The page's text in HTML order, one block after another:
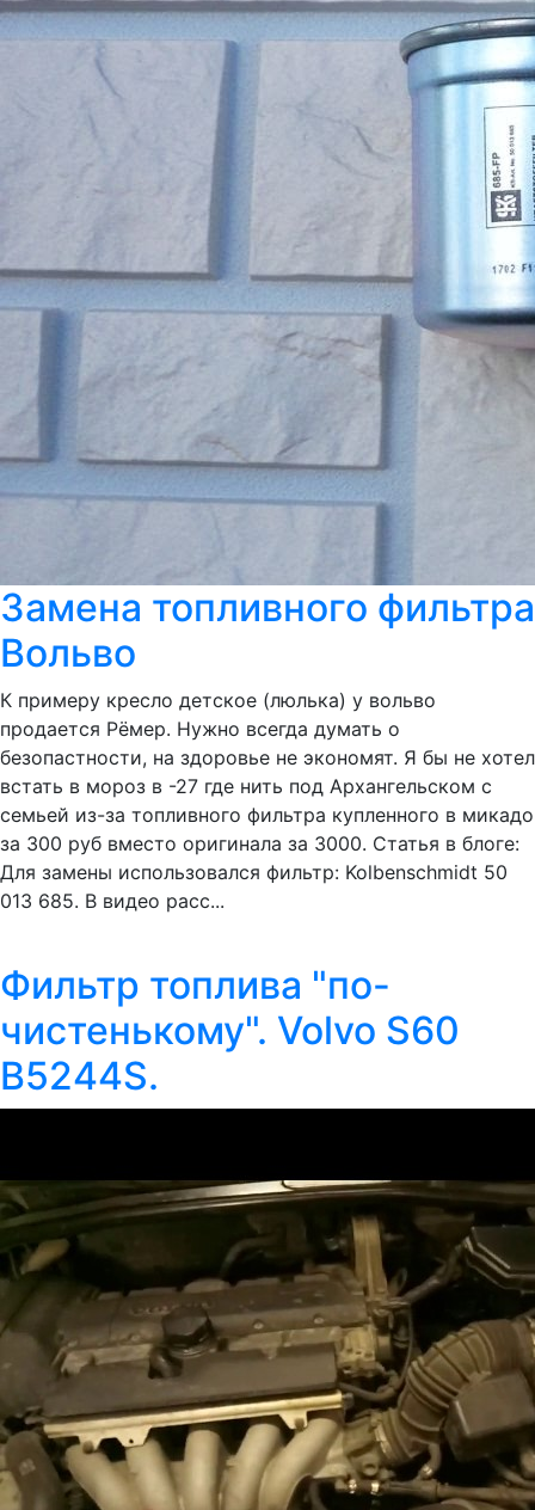
Замена топливного фильтра
Вольво
К примеру кресло детское (люлька) у вольво
продается Рёмер. Нужно всегда думать о
безопастности, на здоровье не экономят. Я бы не хотел
встать в мороз в -27 где нить под Архангельском с
семьей из-за топливного фильтра купленного в микадо
за 300 руб вместо оригинала за 3000. Статья в блоге:
Для замены использовался фильтр: Kolbenschmidt 50
013 685. В видео расс...
Фильтр топлива "по-
чистенькому". Volvo S60
B5244S.